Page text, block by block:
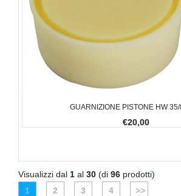
GUARNIZIONE PISTONE HW
€20,00
Visualizzi dal 1 al 30 (di 96 prodotti)
1
2 3 4 >>